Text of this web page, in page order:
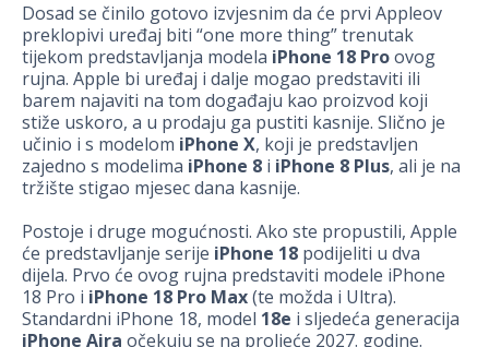
Dosad se činilo gotovo izvjesnim da će prvi Appleov
preklopivi uređaj biti “one more thing” trenutak
tijekom predstavljanja modela iPhone 18 Proovog
rujna. Apple bi uređaj i dalje mogao predstaviti ili
barem najaviti na tom događaju kao proizvod koji
stiže uskoro, a u prodaju ga pustiti kasnije. Slično je
učinio i s modelom iPhone X, koji je predstavljen
zajedno s modelima iPhone 8 i iPhone 8 Plus, ali je na
tržište stigao mjesec dana kasnije.
Postoje i druge mogućnosti. Ako ste propustili, Apple
će predstavljanje serije iPhone 18 podijeliti u dva
dijela. Prvo će ovog rujna predstaviti modele iPhone
18 Pro i iPhone 18 Pro Max(te možda i Ultra).
Standardni iPhone 18, model 18e i sljedeća generacija
iPhone Aira očekuju se na proljeće 2027. godine.